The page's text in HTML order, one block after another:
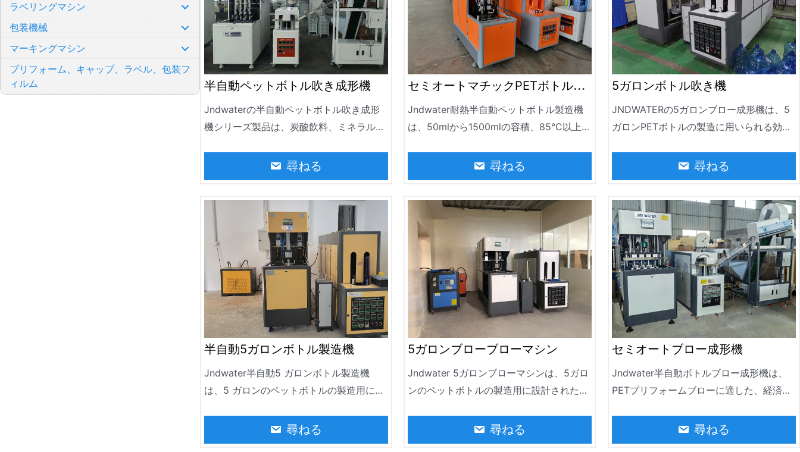
ラベリングマシン
包装機械
マーキングマシン
プリフォーム、キャップ、ラベル、包装フ
ィルム
半自動ペットボトル吹き成形機
Jndwaterの半自動ペットボトル吹き成形
機シリーズ製品は、炭酸飲料、ミネラルウ
製造に広く使われており、瓶やホットフィ
リング容器の製造にも使われています。
2000BPH.is でミネラルウォーターボトル
の製造に適しています。飲料瓶、オイル
瓶、化粧品瓶、農薬瓶、薬瓶など。
尋ねる
セミオートマチックPETボトル製
造機
Jndwater耐熱半自動ペットボトル製造機
は、50mlから1500mlの容積、85°C以上の
品もあります。同業他社と比べて、高温で
製品を長時間保管し、高効率であることは
尋ねる
5ガロンボトル吹き機
JNDWATERの5ガロンブロー成形機は、5
ガロンPETボトルの製造に用いられる効率
90〜120 BPHに達することもあります。飲
料水、浄化水、ミネラルウォーターの製造
尋ねる
半自動5ガロンボトル製造機
Jndwater半自動5 ガロンボトル製造機
は、5 ガロンのペットボトルの製造用に設
毎時90〜120BPHに達することがありま
す。飲料水、精製水、ミネラルウォーター
尋ねる
5ガロンブローブローマシン
Jndwater 5ガロンブローマシンは、5ガロ
ンのペットボトルの製造用に設計された効
あたり90-120BPHに達することができま
す。飲料水、精製水、ミネラルウォーター
尋ねる
セミオートブロー成形機
Jndwater半自動ボトルブロー成形機は、
PETプリフォームブローに適した、経済的
置です。飲料ボトル、毎日の化学ボトル、
薬瓶などを製造し、容量は0.2L〜5Lです。
尋ねる